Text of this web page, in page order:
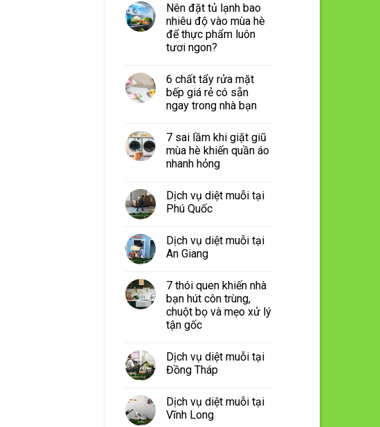
Nên đặt tủ lạnh bao
nhiêu độ vào mùa hè
để thực phẩm luôn
tươi ngon?
6 chất tẩy rửa mặt
bếp giá rẻ có sẵn
ngay trong nhà bạn
7 sai lầm khi giặt giũ
mùa hè khiến quần áo
nhanh hỏng
Dịch vụ diệt muỗi tại
Phú Quốc
Dịch vụ diệt muỗi tại
An Giang
7 thói quen khiến nhà
bạn hút côn trùng,
chuột bọ và mẹo xử lý
tận gốc
Dịch vụ diệt muỗi tại
Đồng Tháp
Dịch vụ diệt muỗi tại
Vĩnh Long